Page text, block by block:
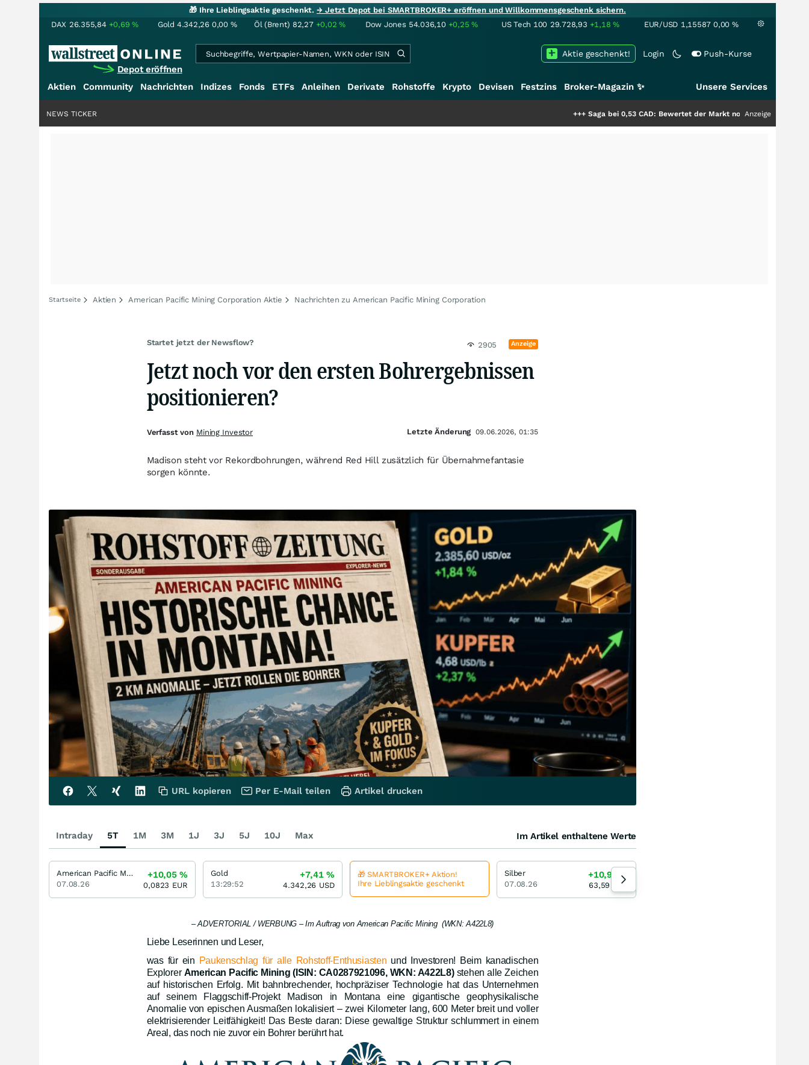
🎁 Ihre Lieblingsaktie geschenkt.→ Jetzt Depot bei SMARTBROKER+ eröffnen und Willkommensgeschenk sichern.
DAX 26.355,84 +0,69% Gold 4.342,26 0,00 % Öl (Brent) 82,27 +0,02% Dow Jones 54.036,10 +0,25% US Tech 100 29.728,93 +1,18% EUR/USD 1,15587 0,00 %
Depot eröffnen
Login Push-Kurse
Aktie geschenkt!
Aktien Community Nachrichten Indizes Fonds ETFs Anleihen Derivate Rohstoffe Krypto Devisen Festzins Broker-Magazin ✨ Unsere Services
Saga bei 0,53 CAD: Bewertet der Markt noch immer nur die Hälfte der Story?
Anzeige
NEWS TICKER
Startseite Aktien American Pacific Mining Corporation Aktie Nachrichten zu American Pacific Mining Corporation
Startet jetzt der Newsflow? 2905 Anzeige
Jetzt noch vor den ersten Bohrergebnissen
positionieren?
Madison steht vor Rekordbohrungen, während Red Hill zusätzlich für Übernahmefantasie
sorgen könnte.
– ADVERTORIAL / WERBUNG – Im Auftrag von American Pacific Mining (WKN: A422L8)
Liebe Leserinnen und Leser,
was für ein Paukenschlag für alle Rohstoff-Enthusiasten und Investoren! Beim kanadischen
Explorer American Pacific Mining (ISIN: CA0287921096, WKN: A422L8)stehen alle Zeichen
auf historischen Erfolg. Mit bahnbrechender, hochpräziser Technologie hat das Unternehmen
auf seinem Flaggschiff-Projekt Madison in Montana eine gigantische geophysikalische
Anomalie von epischen Ausmaßen lokalisiert – zwei Kilometer lang, 600 Meter breit und voller
elektrisierender Leitfähigkeit! Das Beste daran: Diese gewaltige Struktur schlummert in einem
Areal, das noch nie zuvor ein Bohrer berührt hat.
Verfasst von Mining Investor Letzte Änderung 09.06.2026, 01:35
URL kopieren Per E-Mail teilen Artikel drucken
Intraday 5T 1M 3M 1J 3J 5J 10J Max Im Artikel enthaltene Werte
American Pacific Mining Corporation
07.08.26
+10,05%
0,0823 EUR
Gold
13:29:52
+7,41%
4.342,26 USD
🎁 SMARTBROKER+ Aktion!
Ihre Lieblingsaktie geschenkt
Silber
07.08.26
+10,97 %
63,59 USD